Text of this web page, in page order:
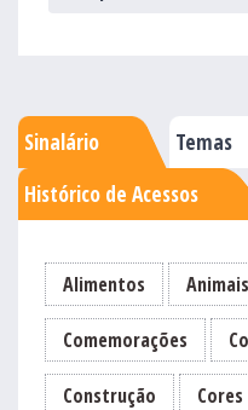
Sinalário Temas
Histórico de Acessos
Alimentos
Comemorações
Construção Cores